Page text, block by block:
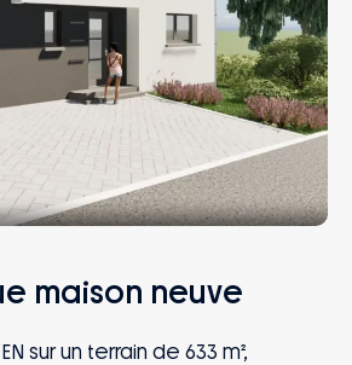
maison neuve
sur un terrain de 633 m²,